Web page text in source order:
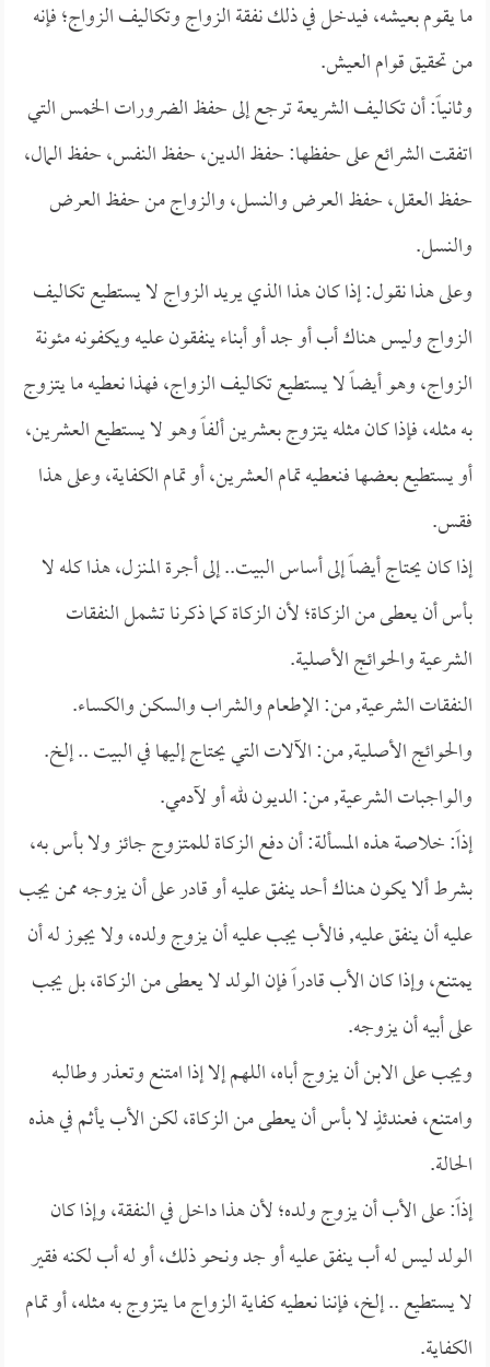
ما يقوم بعيشه، فيدخل في ذلك نفقة الزواج وتكاليف الزواج؛ فإنه
من تحقيق قوام العيش.
وثانياً: أن تكاليف الشريعة ترجع إلى حفظ الضرورات الخمس التي
اتفقت الشرائع على حفظها: حفظ الدين، حفظ النفس، حفظ المال،
حفظ العقل، حفظ العرض والنسل، والزواج من حفظ العرض
والنسل.
وعلى هذا نقول: إذا كان هذا الذي يريد الزواج لا يستطيع تكاليف
الزواج وليس هناك أب أو جد أو أبناء ينفقون عليه ويكفونه مئونة
الزواج، وهو أيضاً لا يستطيع تكاليف الزواج، فهذا نعطيه ما يتزوج
به مثله، فإذا كان مثله يتزوج بعشرين ألفاً وهو لا يستطيع العشرين،
أو يستطيع بعضها فنعطيه تمام العشرين، أو تمام الكفاية، وعلى هذا
فقس.
إذا كان يحتاج أيضاً إلى أساس البيت.. إلى أجرة المنزل، هذا كله لا
بأس أن يعطى من الزكاة؛ لأن الزكاة كما ذكرنا تشمل النفقات
الشرعية والحوائج الأصلية.
النفقات الشرعية, من: الإطعام والشراب والسكن والكساء.
والحوائج الأصلية, من: الآلات التي يحتاج إليها في البيت .. إلخ.
والواجبات الشرعية, من: الديون لله أو لآدمي.
إذاً: خلاصة هذه المسألة: أن دفع الزكاة للمتزوج جائز ولا بأس به،
بشرط ألا يكون هناك أحد ينفق عليه أو قادر على أن يزوجه ممن يجب
عليه أن ينفق عليه, فالأب يجب عليه أن يزوج ولده، ولا يجوز له أن
يمتنع، وإذا كان الأب قادراً فإن الولد لا يعطى من الزكاة، بل يجب
على أبيه أن يزوجه.
ويجب على الابن أن يزوج أباه، اللهم إلا إذا امتنع وتعذر وطالبه
وامتنع، فعندئذٍ لا بأس أن يعطى من الزكاة، لكن الأب يأثم في هذه
الحالة.
إذاً: على الأب أن يزوج ولده؛ لأن هذا داخل في النفقة، وإذا كان
الولد ليس له أب ينفق عليه أو جد ونحو ذلك، أو له أب لكنه فقير
لا يستطيع .. إلخ، فإننا نعطيه كفاية الزواج ما يتزوج به مثله، أو تمام
الكفاية.